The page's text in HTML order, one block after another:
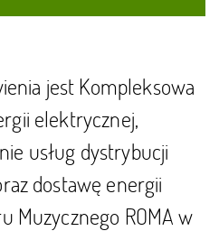
jest Kompleksowa
elektrycznej,
usług dystrybucji
dostawę energii
Muzycznego ROMA w